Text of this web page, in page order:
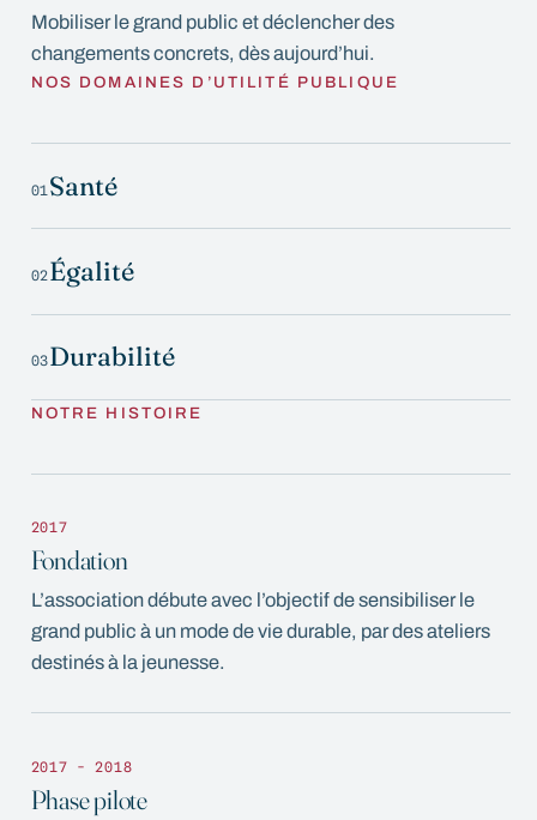
Mobiliser le grand public et déclencher des
changements concrets, dès aujourd’hui.
NOS DOMAINES D’UTILITÉ PUBLIQUE
01Santé
02Égalité
03Durabilité
NOTRE HISTOIRE
2017
Fondation
L’association débute avec l’objectif de sensibiliser le
grand public à un mode de vie durable, par des ateliers
destinés à la jeunesse.
2017 - 2018
Phase pilote